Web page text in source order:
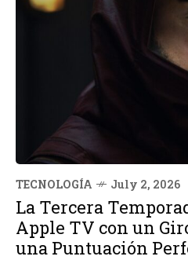
TECNOLOGÍA July 2, 2026
La Tercera
Apple TV con un
una Puntuación